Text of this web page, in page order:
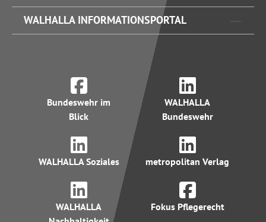
WALHALLA INFORMATIONSPORTAL
Bundeswehr im
Blick
WALHALLA
Bundeswehr
WALHALLA Soziales metropolitan Verlag
WALHALLA
Fokus Pflegerecht